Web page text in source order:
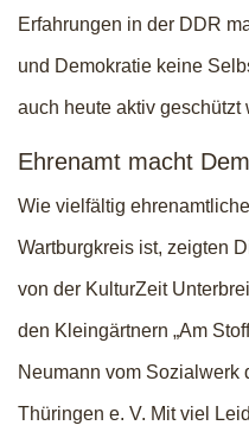
Erfahrungen in der DDR
und Demokratie keine
auch heute aktiv geschützt
Ehrenamt macht
Wie vielfältig
Wartburgkreis ist, zeigten
von der KulturZeit
den Kleingärtnern „Am
Neumann vom Sozialwerk
Thüringen e. V. Mit viel